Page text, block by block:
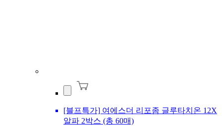
[블프특가] 여에스더 리포좀 글루타치온 12X
알파 2박스 (총 60매)